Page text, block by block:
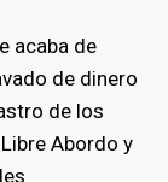
acaba de
de dinero
de los
Abordo y